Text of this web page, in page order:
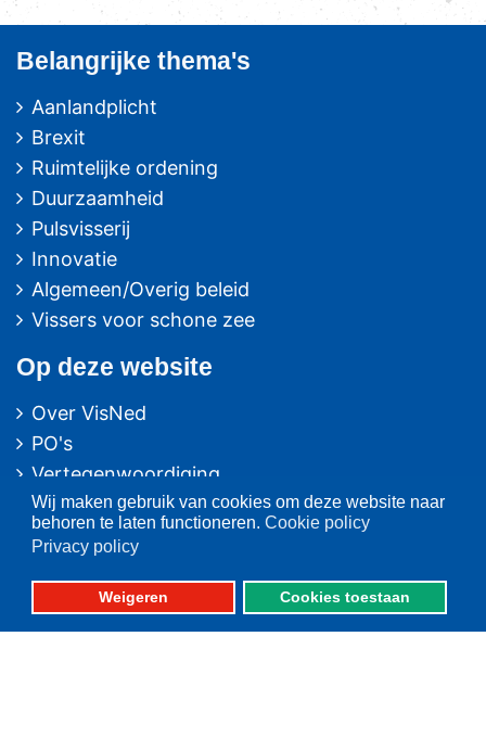
Wij maken gebruik van cookies om deze website naar
behoren te laten functioneren. Cookie policy
Privacy policy
Weigeren Cookies toestaan
Belangrijke thema's
Aanlandplicht
Brexit
Ruimtelijke ordening
Duurzaamheid
Pulsvisserij
Innovatie
Algemeen/Overig beleid
Vissers voor schone zee
Op deze website
Over VisNed
PO's
Vertegenwoordiging
Contact
Nieuwsarchief
Contactinformatie
Postbus 59